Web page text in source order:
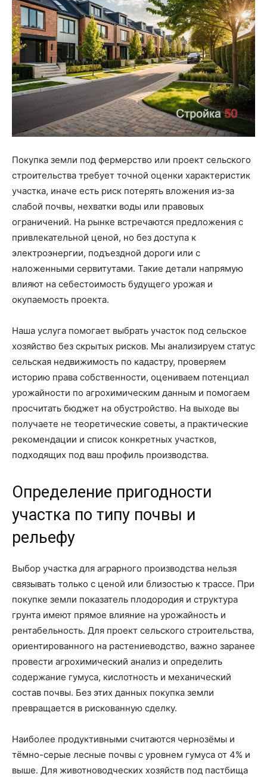
Покупка земли под фермерство или проект сельского
строительства требует точной оценки характеристик
участка, иначе есть риск потерять вложения из-за
слабой почвы, нехватки воды или правовых
ограничений. На рынке встречаются предложения с
привлекательной ценой, но без доступа к
электроэнергии, подъездной дороги или с
наложенными сервитутами. Такие детали напрямую
влияют на себестоимость будущего урожая и
окупаемость проекта.
Наша услуга помогает выбрать участок под сельское
хозяйство без скрытых рисков. Мы анализируем статус
сельская недвижимость по кадастру, проверяем
историю права собственности, оцениваем потенциал
урожайности по агрохимическим данным и помогаем
просчитать бюджет на обустройство. На выходе вы
получаете не теоретические советы, а практические
рекомендации и список конкретных участков,
подходящих под ваш профиль производства.
Определение пригодности
участка по типу почвы и
рельефу
Выбор участка для аграрного производства нельзя
связывать только с ценой или близостью к трассе. При
покупке земли показатель плодородия и структура
грунта имеют прямое влияние на урожайность и
рентабельность. Для проект сельского строительства,
ориентированного на растениеводство, важно заранее
провести агрохимический анализ и определить
содержание гумуса, кислотность и механический
состав почвы. Без этих данных покупка земли
превращается в рискованную сделку.
Наиболее продуктивными считаются чернозёмы и
тёмно-серые лесные почвы с уровнем гумуса от 4% и
выше. Для животноводческих хозяйств под пастбища